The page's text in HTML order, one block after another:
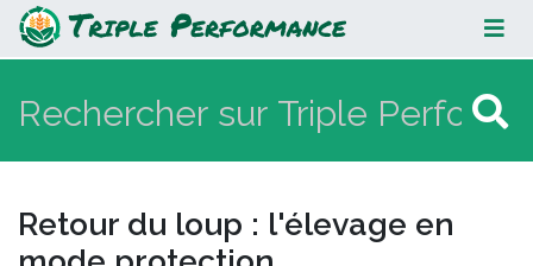
Retour du loup : l'élevage en mode
protection
Retour du loup : l'élevage en